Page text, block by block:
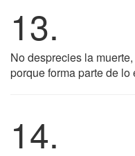
13.
No desprecies la
porque forma parte de lo
14.